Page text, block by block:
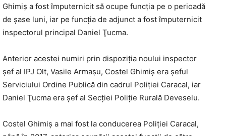
Ghimiş a fost împuternicit să ocupe funcţia pe o perioadă
de şase luni, iar pe funcţia de adjunct a fost împuternicit
inspectorul principal Daniel Ţucma.
Anterior acestei numiri prin dispoziţia noului inspector
şef al IPJ Olt, Vasile Armaşu, Costel Ghimiş era şeful
Serviciului Ordine Publică din cadrul Poliţiei Caracal, iar
Daniel Ţucma era şef al Secţiei Poliţie Rurală Deveselu.
Costel Ghimiş a mai fost la conducerea Poliţiei Caracal,